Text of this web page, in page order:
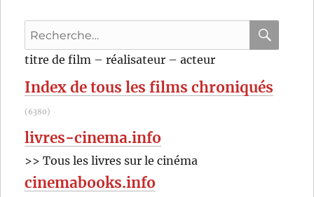
Recherche
pour
:
titre de film – réalisateur – acteur
Index de tous les films chroniqués
(6380)
livres-cinema.info
>> Tous les livres sur le cinéma
cinemabooks.info